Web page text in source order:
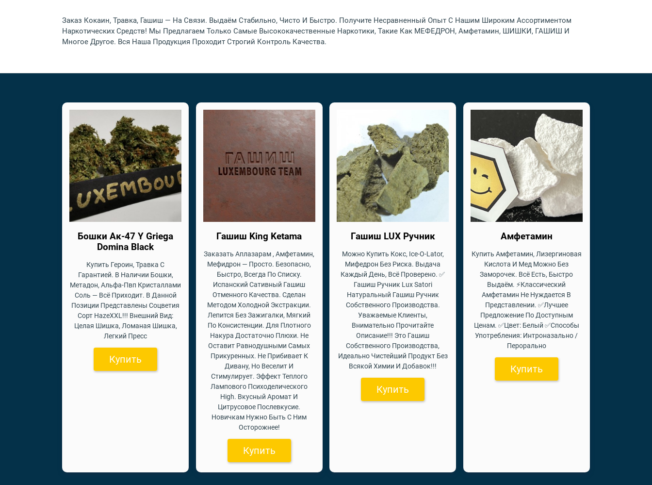
Заказ Кокаин, Травка, Гашиш — На Связи. Выдаём Стабильно, Чисто И Быстро. Получите Несравненный Опыт С Нашим Широким Ассортиментом
Наркотических Средств! Мы Предлагаем Только Самые Высококачественные Наркотики, Такие Как МЕФЕДРОН, Амфетамин, ШИШКИ, ГАШИШ И
Многое Другое. Вся Наша Продукция Проходит Строгий Контроль Качества.
Бошки Ак-47 Y Griega
Domina Black
Купить Героин, Травка С
Гарантией. В Наличии Бошки,
Метадон, Альфа-Пвп Кристаллами
Соль — Всё Приходит. В Данной
Позиции Представлены Соцветия
Сорт HazeXXL!!! Внешний Вид:
Целая Шишка, Ломаная Шишка,
Легкий Пресс
Купить
Гашиш King Ketama
Заказать Аплазарам , Амфетамин,
Мефидрон — Просто. Безопасно,
Быстро, Всегда По Списку.
Испанский Сативный Гашиш
Отменного Качества. Сделан
Методом Холодной Экстракции.
Лепится Без Зажигалки, Мягкий
По Консистенции. Для Плотного
Накура Достаточно Плюхи. Не
Оставит Равнодушными Самых
Прикуренных. Не Прибивает К
Дивану, Но Веселит И
Стимулирует. Эффект Теплого
Лампового Психоделического
High. Вкусный Аромат И
Цитрусовое Послевкусие.
Новичкам Нужно Быть С Ним
Осторожнее!
Купить
Гашиш LUX Ручник
Можно Купить Кокс, Ice-O-Lator,
Мифедрон Без Риска. Выдача
Каждый День, Всё Проверено. ✅
Гашиш Ручник Lux Satori
Натуральный Гашиш Ручник
Собственного Производства.
Уважаемые Клиенты,
Внимательно Прочитайте
Описание!!! Это Гашиш
Собственного Производства,
Идеально Чистейший Продукт Без
Всякой Химии И Добавок!!!
Купить
Амфетамин
Купить Амфетамин, Лизергиновая
Кислота И Мед Можно Без
Заморочек. Всё Есть, Быстро
Выдаём. ⚡Классический
Амфетамин Не Нуждается В
Представлении. ✅Лучшее
Предложение По Доступным
Ценам. ✅Цвет: Белый ✅Способы
Употребления: Интроназально /
Перорально
Купить